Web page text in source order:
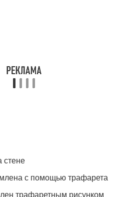
стене
с помощью трафарета
трафаретным рисунком